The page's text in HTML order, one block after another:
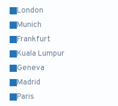
London
Munich
Frankfurt
Kuala Lumpur
Geneva
Madrid
Paris